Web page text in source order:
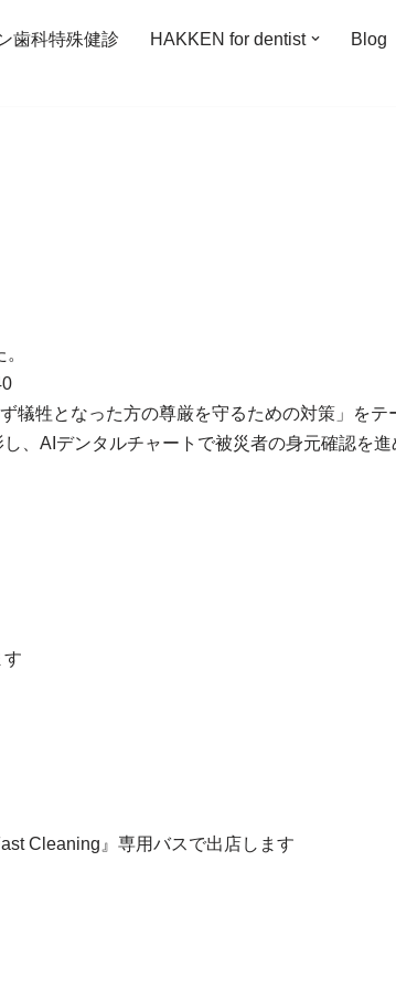
歯科特殊健診 HAKKEN for dentist Blog
牲となった方の尊厳を守るための対策」をテ
、AIデンタルチャートで被災者の身元確認を
す
Cleaning』専用バスで出店します